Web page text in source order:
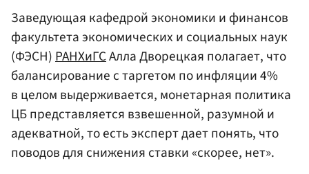
Заведующая кафедрой экономики и финансов
факультета экономических и социальных наук
(ФЭСН) РАНХиГСАлла Дворецкая полагает, что
балансирование с таргетом по инфляции 4%
в целом выдерживается, монетарная политика
ЦБ представляется взвешенной, разумной и
адекватной, то есть эксперт дает понять, что
поводов для снижения ставки «скорее, нет».